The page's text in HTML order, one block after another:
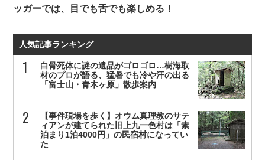
ッガーでは、目でも舌でも楽しめる！
人気記事ランキング
白骨死体に謎の遺品がゴロゴロ…樹海取
材のプロが語る、猛暑でも冷や汗の出る
「富士山・青木ヶ原」散歩案内
【事件現場を歩く】オウム真理教のサテ
ィアンが建てられた旧上九一色村は「素
泊まり1泊4000円」の民宿村になってい
た